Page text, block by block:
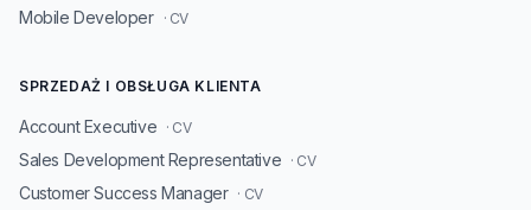
Mobile Developer · CV
SPRZEDAŻ I OBSŁUGA KLIENTA
Account Executive · CV
Sales Development Representative · CV
Customer Success Manager · CV